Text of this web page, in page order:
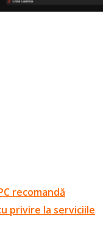
recomandă
privire la serviciile